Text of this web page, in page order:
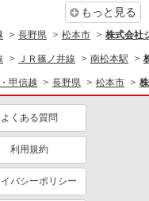
もっと見る
長野県 松本市 株式会社
ＪＲ篠ノ井線 南松本駅
甲信越 長野県 松本市
よくある質問
利用規約
バシーポリシー